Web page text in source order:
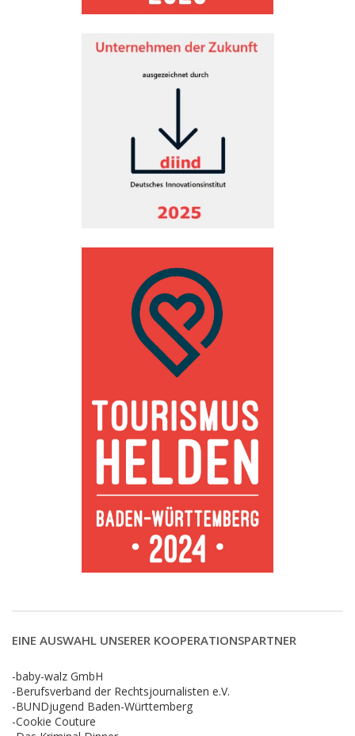
EINE AUSWAHL UNSERER KOOPERATIONSPARTNER
-baby-walz GmbH
-Berufsverband der Rechtsjournalisten e.V.
-BUNDjugend Baden-Württemberg
-Cookie Couture